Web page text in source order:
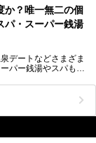
パをご紹介していき
か？唯一無二の個
パ・スーパー銭湯
デートなどさまざま
パー銭湯やスパも、
実している広島県。
なかから、筆者が
魅力的な施設を5件